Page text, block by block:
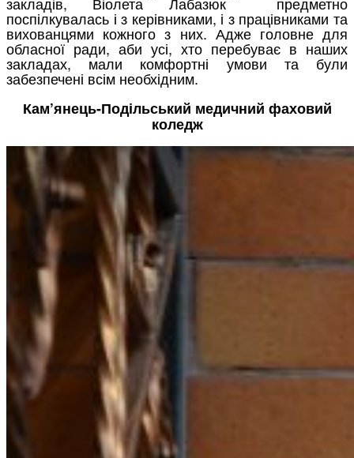
поспілкувалась і з керівниками, і з працівниками та
вихованцями кожного з них. Адже головне для
обласної ради, аби усі, хто перебуває в наших
закладах, мали комфортні умови та були
забезпечені всім необхідним.
Кам’янець-Подільський медичний фаховий
коледж